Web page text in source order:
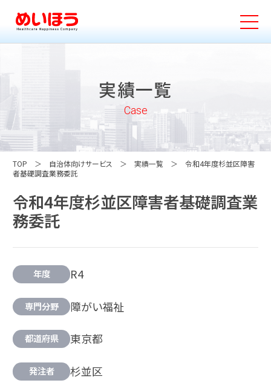
実績一覧
Case
TOP 自治体向けサービス 実績一覧
令和4年度杉並区障害
者基礎調査業務委託
令和4年度杉並区障害者基礎調査業
務委託
年度 R4
専門分野 障がい福祉
都道府県 東京都
発注者 杉並区